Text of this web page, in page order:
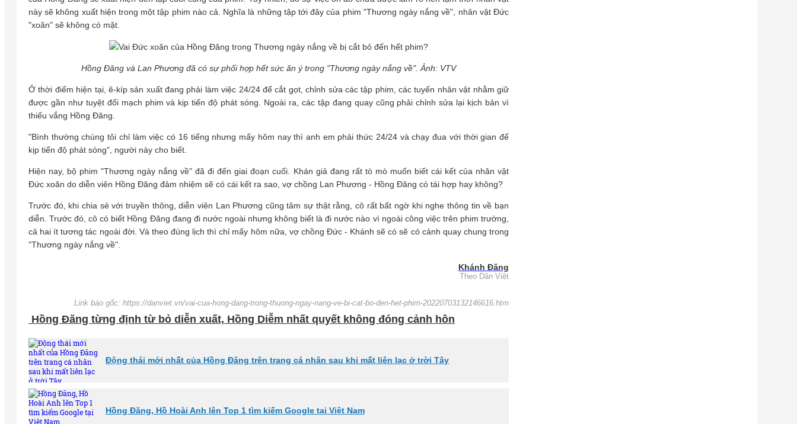
này sẽ không xuất hiện trong một tập phim nào cả. Nghĩa là những tập tới đây của phim "Thương ngày nắng về", nhân vật Đức
"xoăn" sẽ không có mặt.
Hồng Đăng và Lan Phương đã có sự phối hợp hết sức ăn ý trong "Thương ngày nắng về". Ảnh: VTV
Ở thời điểm hiện tại, ê-kíp sản xuất đang phải làm việc 24/24 để cắt gọt, chỉnh sửa các tập phim, các tuyến nhân vật nhằm giữ
được gần như tuyệt đối mạch phim và kịp tiến độ phát sóng. Ngoài ra, các tập đang quay cũng phải chỉnh sửa lại kịch bản vì
thiếu vắng Hồng Đăng.
"Bình thường chúng tôi chỉ làm việc có 16 tiếng nhưng mấy hôm nay thì anh em phải thức 24/24 và chạy đua với thời gian để
kịp tiến độ phát sóng", người này cho biết.
Hiện nay, bộ phim "Thương ngày nắng về" đã đi đến giai đoạn cuối. Khán giả đang rất tò mò muốn biết cái kết của nhân vật
Đức xoăn do diễn viên Hồng Đăng đảm nhiệm sẽ có cái kết ra sao, vợ chồng Lan Phương - Hồng Đăng có tái hợp hay không?
Trước đó, khi chia sẻ với truyền thông, diễn viên Lan Phương cũng tâm sự thật rằng, cô rất bất ngờ khi nghe thông tin về bạn
diễn. Trước đó, cô có biết Hồng Đăng đang đi nước ngoài nhưng không biết là đi nước nào vì ngoài công việc trên phim trường,
cả hai ít tương tác ngoài đời. Và theo đúng lịch thì chỉ mấy hôm nữa, vợ chồng Đức - Khánh sẽ có sẽ có cảnh quay chung trong
"Thương ngày nắng về".
Khánh Đăng
Theo Dân Việt
Link báo gốc: https://danviet.vn/vai-cua-hong-dang-trong-thuong-ngay-nang-ve-bi-cat-bo-den-het-phim-20220703132146616.htm
Hồng Đăng từng định từ bỏ diễn xuất, Hồng Diễm nhất quyết không đóng cảnh hôn
Động thái mới nhất của Hồng Đăng trên trang cá nhân sau khi mất liên lạc ở trời Tây
Hồng Đăng, Hồ Hoài Anh lên Top 1 tìm kiếm Google tại Việt Nam